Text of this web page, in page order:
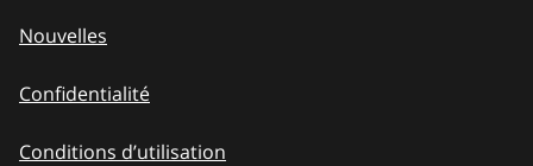
Nouvelles
Confidentialité
Conditions d’utilisation